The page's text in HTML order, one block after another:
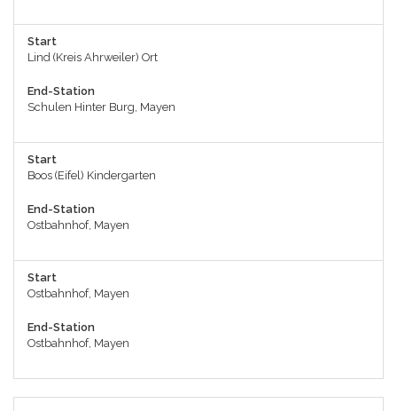
Start
Lind (Kreis Ahrweiler) Ort
End-Station
Schulen Hinter Burg, Mayen
Start
Boos (Eifel) Kindergarten
End-Station
Ostbahnhof, Mayen
Start
Ostbahnhof, Mayen
End-Station
Ostbahnhof, Mayen